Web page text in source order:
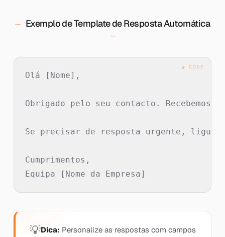
Exemplo de Template de Resposta Automática
Olá [Nome],
Obrigado pelo seu contacto.
Se precisar de resposta urgente, ligue
Cumprimentos,
Dica: Personalize as respostas com campos